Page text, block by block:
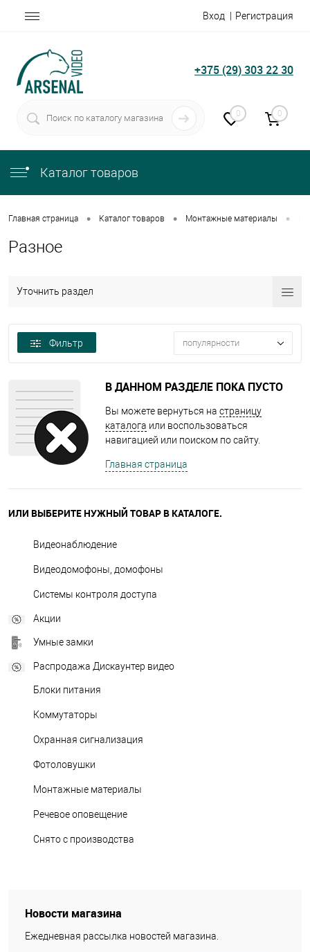
Вход Регистрация
+375 (29) 303 22 30
0 0
Каталог товаров
Главная страница • Каталог товаров • Монтажные материалы •
Разное
Уточнить раздел
Фильтр популярности
В ДАННОМ РАЗДЕЛЕ ПОКА ПУСТО
Вы можете вернуться на страницу
каталога или воспользоваться
навигацией или поиском по сайту.
Главная страница
ИЛИ ВЫБЕРИТЕ НУЖНЫЙ ТОВАР В КАТАЛОГЕ.
Видеонаблюдение
Видеодомофоны, домофоны
Системы контроля доступа
Акции
Умные замки
Распродажа Дискаунтер видео
Блоки питания
Коммутаторы
Охранная сигнализация
Фотоловушки
Монтажные материалы
Речевое оповещение
Снято с производства
Новости магазина
Ежедневная рассылка новостей магазина.